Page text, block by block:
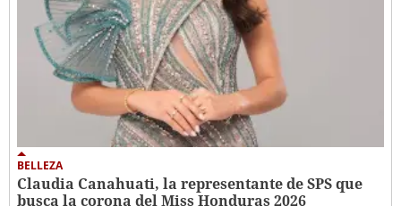
BELLEZA
Claudia Canahuati, la representante de SPS que
busca la corona del Miss Honduras 2026